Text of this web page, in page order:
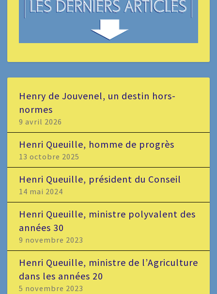
Henry de Jouvenel, un destin hors-
normes
9 avril 2026
Henri Queuille, homme de progrès
13 octobre 2025
Henri Queuille, président du Conseil
14 mai 2024
Henri Queuille, ministre polyvalent des
années 30
9 novembre 2023
Henri Queuille, ministre de l’Agriculture
dans les années 20
5 novembre 2023